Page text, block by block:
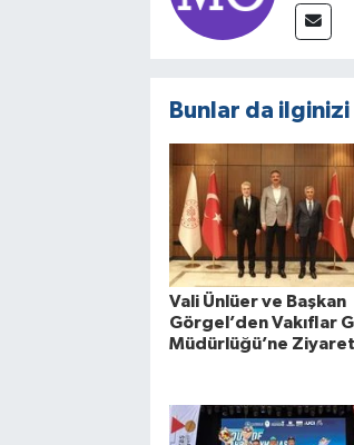
Bunlar da
Vali Ünlüer ve Başkan
Görgel’den Vakıflar
Müdürlüğü’ne Ziyaret